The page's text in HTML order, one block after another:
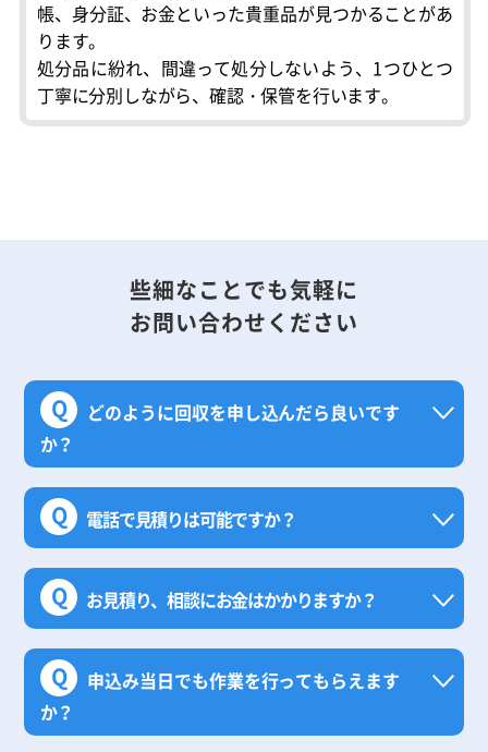
帳、身分証、お金といった貴重品が見つかることがあ
ります。
処分品に紛れ、間違って処分しないよう、1つひとつ
丁寧に分別しながら、確認・保管を行います。
些細なことでも気軽に
お問い合わせください
Q
どのように回収を申し込んだら良いです
か？
Q 電話で見積りは可能ですか？
Q お見積り、相談にお金はかかりますか？
Q
申込み当日でも作業を行ってもらえます
か？